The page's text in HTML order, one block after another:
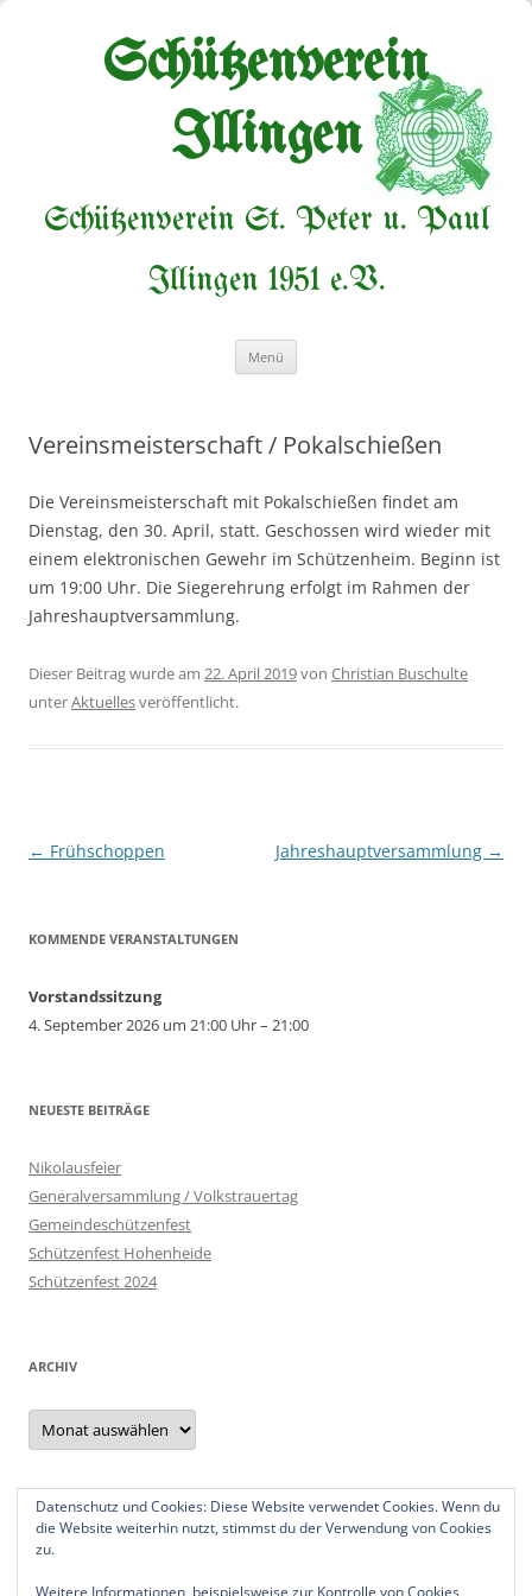
Schützenverein
Illingen
Schützenverein St. Peter u. Paul
Illingen 1951 e.V.
Menü
Vereinsmeisterschaft / Pokalschießen
Die Vereinsmeisterschaft mit Pokalschießen findet am
Dienstag, den 30. April, statt. Geschossen wird wieder mit
einem elektronischen Gewehr im Schützenheim. Beginn ist
um 19:00 Uhr. Die Siegerehrung erfolgt im Rahmen der
Jahreshauptversammlung.
Dieser Beitrag wurde am 22. April 2019von Christian Buschulte
unterAktuellesveröffentlicht.
Beitragsnavigation
← Frühschoppen Jahreshauptversammlung →
KOMMENDE VERANSTALTUNGEN
Vorstandssitzung
4. September 2026 um 21:00 Uhr – 21:00
NEUESTE BEITRÄGE
Nikolausfeier
Generalversammlung / Volkstrauertag
Gemeindeschützenfest
Schützenfest Hohenheide
Schützenfest 2024
ARCHIV
Archiv
Datenschutzerklärung
Impressum
Datenschutz und Cookies: Diese Website verwendet Cookies. Wenn du
die Website weiterhin nutzt, stimmst du der Verwendung von Cookies
zu.
Weitere Informationen, beispielsweise zur Kontrolle von Cookies,